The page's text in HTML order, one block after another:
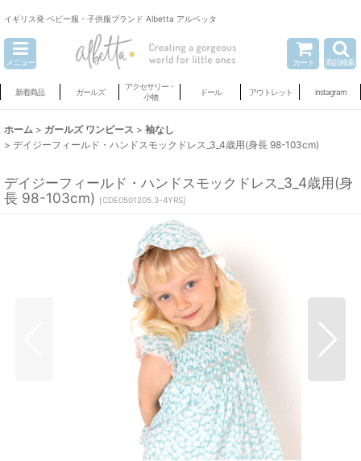
イギリス発 ベビー服・子供服ブランド Albetta アルベッタ
メニュー カート 商品検索
新着商品 ガールズ
アクセサリー・
小物
ドール アウトレット instagram
ホーム > ガールズ ワンピース > 袖なし
> デイジーフィールド・ハンドスモックドレス_3_4歳用(身長 98-103cm)
デイジーフィールド・ハンドスモックドレス_3_4歳用(身
長 98-103cm) [CDE0501205.3-4YRS]